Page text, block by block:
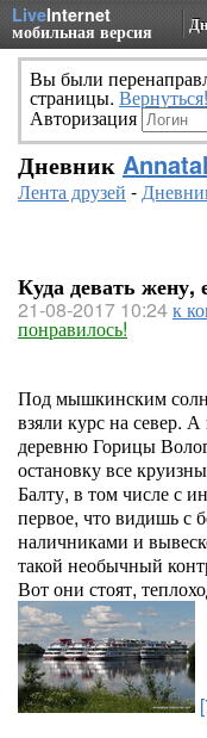
LiveInternet
мобильная версия
Вы были
страницы. Вернуться!
Авторизация
Дневник
Лента друзей -
Куда девать жену,
21-08-2017 10:24к
понравилось!
Под мышкинским
взяли курс на север.
деревню Горицы
остановку все
Балту, в том числе с
первое, что видишь с
наличниками и
такой необычный
Вот они стоят,